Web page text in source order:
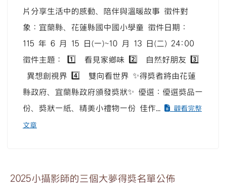
片分享生活中的感動、陪伴與溫暖故事 徵件對
象：宜蘭縣、花蓮縣國中國小學童 徵件日期：
115 年 6 月 15 日(一)~10 月 13 日(二) 24:00
徵件主題： 1️⃣ 看見家鄉味 2️⃣ 自然好朋友 3️⃣
異想創視界 4️⃣ 雙向看世界 ✨得獎者將由花蓮
縣政府、宜蘭縣政府頒發獎狀✨ 優選：優選獎品一
份、獎狀一紙、精美小禮物一份 佳作...
觀看完整
文章
2025小攝影師的三個大夢得獎名單公佈